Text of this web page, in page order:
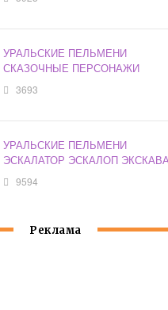
УРАЛЬСКИЕ ПЕЛЬМЕНИ
СКАЗОЧНЫЕ ПЕРСОНАЖИ
3693
УРАЛЬСКИЕ ПЕЛЬМЕНИ
ЭСКАЛАТОР ЭСКАЛОП
9594
Реклама